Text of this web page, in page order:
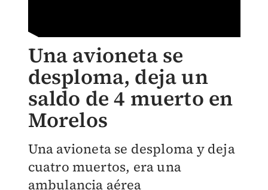
Una avioneta se
desploma, deja un
saldo de 4 muerto en
Morelos
Una avioneta se desploma y deja
cuatro muertos, era una
ambulancia aérea